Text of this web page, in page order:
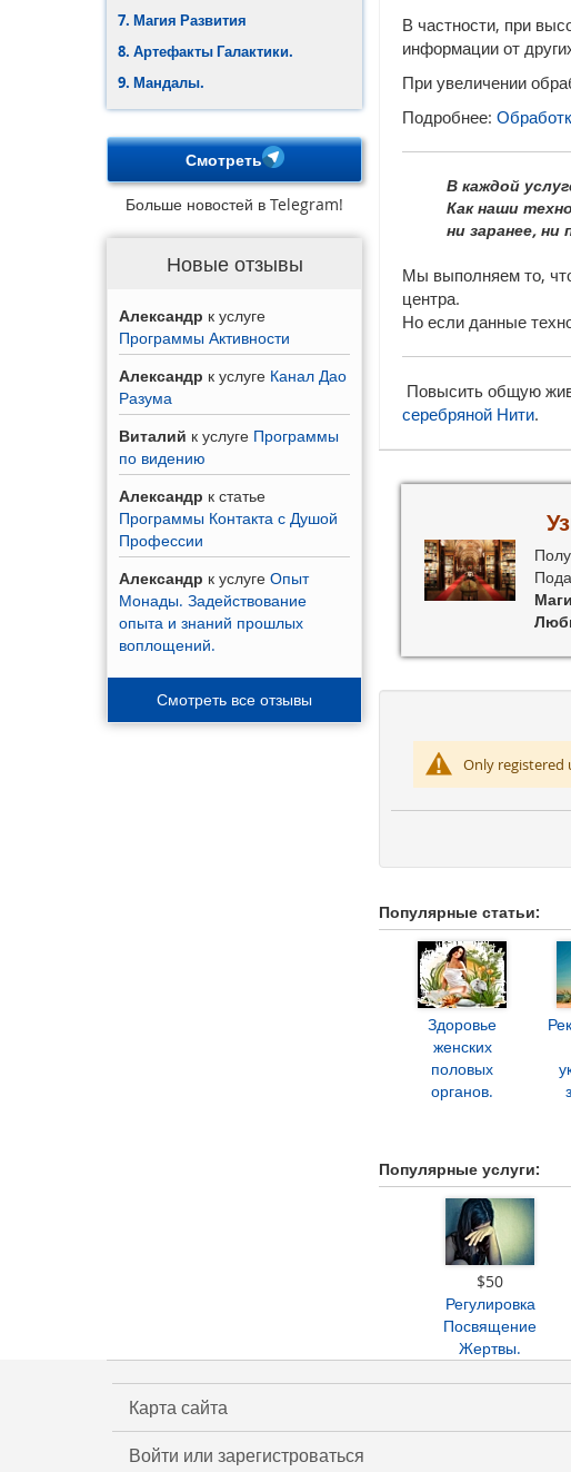
В частности, при
информации от
При увеличении
Подробнее:
В каждой
Как наши
ни заранее, ни
Мы выполняем то,
центра.
Но если данные
Повысить общую
серебряной Нити.
Only registered
Популярные статьи:
Здоровье
женских
половых
органов.
Популярные услуги:
$50
Регулировка
Посвящение
Жертвы.
7. Магия Развития
8. Артефакты Галактики.
9. Мандалы.
Смотреть
Больше новостей в Telegram!
Новые отзывы
Александр к услуге
Программы Активности
Александр к услуге Канал Дао
Разума
Виталий к услуге Программы
по видению
Александр к статье
Программы Контакта с Душой
Профессии
Александр к услуге Опыт
Монады. Задействование
опыта и знаний прошлых
воплощений.
Смотреть все отзывы
Карта сайта
Войти или зарегистроваться